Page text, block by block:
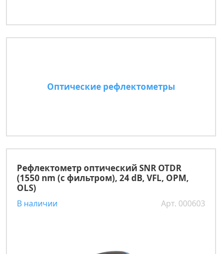
Оптические рефлектометры
Рефлектометр оптический SNR OTDR
(1550 nm (с фильтром), 24 dB, VFL, OPM,
OLS)
В наличии Арт. 000603